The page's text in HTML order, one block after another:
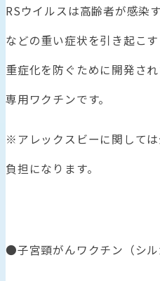
RSウイルスは高齢者が感染
などの重い症状を引き起こ
重症化を防ぐために開発さ
専用ワクチンです。
※アレックスビーに関して
負担になります。
●子宮頸がんワクチン（シル